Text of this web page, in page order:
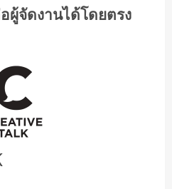
จัดงานได้โดยตรง